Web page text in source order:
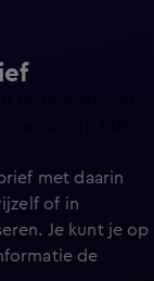
met daarin
of in
Je kunt je op
de